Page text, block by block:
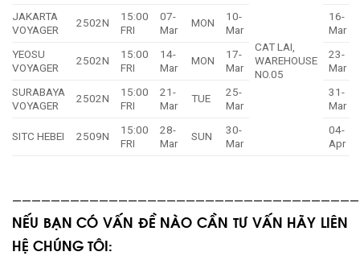
CAT LAI,
WAREHOUSE
NO.05
JAKARTA
VOYAGER
2502N
15:00
FRI
07-
Mar
MON
10-
Mar
16-
Mar
YEOSU
VOYAGER
2502N
15:00
FRI
14-
Mar
MON
17-
Mar
23-
Mar
SURABAYA
VOYAGER
2502N
15:00
FRI
21-
Mar
TUE
25-
Mar
31-
Mar
SITC HEBEI 2509N
15:00
FRI
28-
Mar
SUN
30-
Mar
04-
Apr
NẾU BẠN CÓ VẤN ĐỀ NÀO CẦN TƯ VẤN HÃY LIÊN
HỆ CHÚNG TÔI: